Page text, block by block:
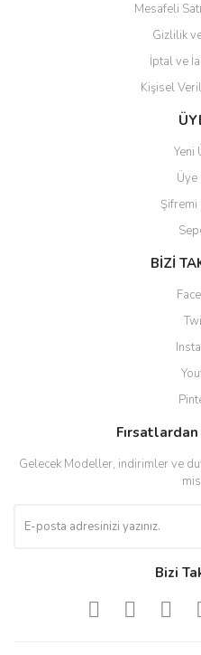
Mesafeli
Gizlilik
İptal ve
Kişisel
Yeni
Üye
Şifremi
BİZİ
Gelecek Modeller, indirimler ve
Bizi